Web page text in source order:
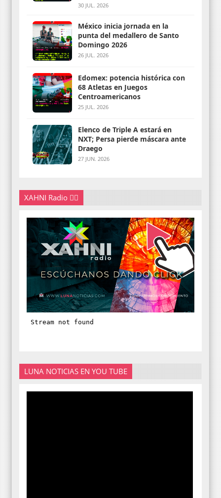
30 JUL. 2026
México inicia jornada en la
punta del medallero de Santo
Domingo 2026
26 JUL. 2026
Edomex: potencia histórica con
68 Atletas en Juegos
Centroamericanos
25 JUL. 2026
Elenco de Triple A estará en
NXT; Persa pierde máscara ante
Draego
27 JUN. 2026
XAHNI Radio 👇🏽
LUNA NOTICIAS EN YOU TUBE